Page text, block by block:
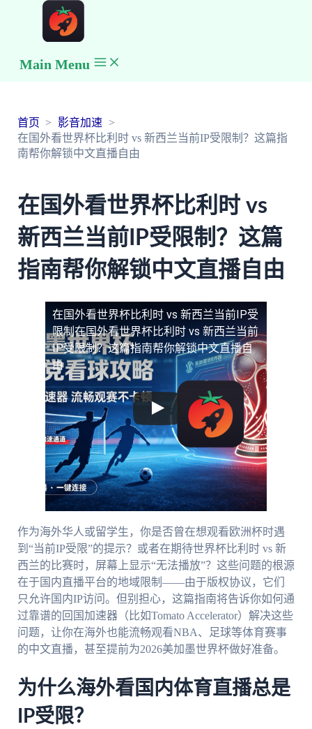
Main Menu
首页
影音加速
在国外看世界杯比利时 vs 新西兰当前IP受限制？这篇指
南帮你解锁中文直播自由
在国外看世界杯比利时 vs
新西兰当前IP受限制？这篇
指南帮你解锁中文直播自由
在国外看世界杯比利时 vs 新西兰当前IP受
限制在国外看世界杯比利时 vs 新西兰当前
IP受限制？这篇指南帮你解锁中文直播自
由
作为海外华人或留学生，你是否曾在想观看欧洲杯时遇
到“当前IP受限”的提示？或者在期待世界杯比利时 vs 新
西兰的比赛时，屏幕上显示“无法播放”？这些问题的根源
在于国内直播平台的地域限制——由于版权协议，它们
只允许国内IP访问。但别担心，这篇指南将告诉你如何通
过靠谱的回国加速器（比如Tomato Accelerator）解决这些
问题，让你在海外也能流畅观看NBA、足球等体育赛事
的中文直播，甚至提前为2026美加墨世界杯做好准备。
为什么海外看国内体育直播总是
IP受限？